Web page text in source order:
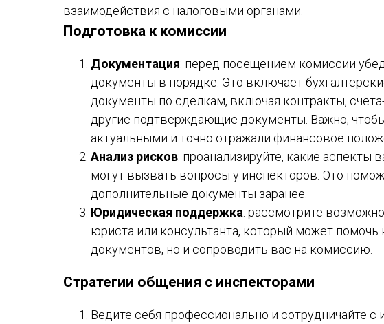
взаимодействия с налоговыми органами.
Подготовка к комиссии
Документация: перед посещением комиссии
документы в порядке. Это включает
документы по сделкам, включая контракты,
другие подтверждающие документы. Важно,
актуальными и точно отражали финансовое
Анализ рисков: проанализируйте, какие аспекты
могут вызвать вопросы у инспекторов. Это
дополнительные документы заранее.
Юридическая поддержка: рассмотрите
юриста или консультанта, который может помочь
документов, но и сопроводить вас на комиссию.
Стратегии общения с инспекторами
Ведите себя профессионально и сотрудничайте